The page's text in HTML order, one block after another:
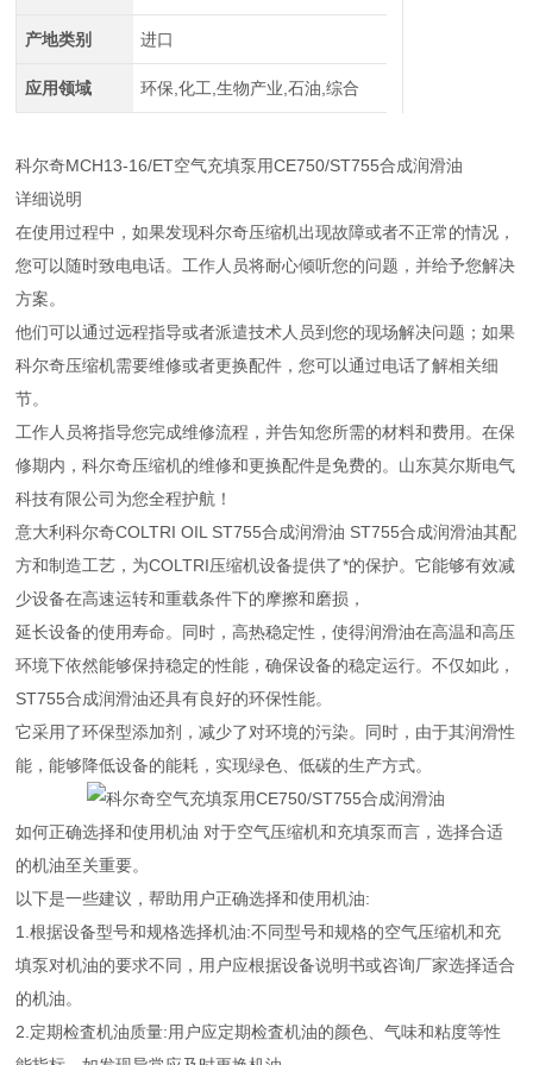
产地类别 进口
应用领域 环保,化工,生物产业,石油,综合
科尔奇MCH13-16/ET空气充填泵用CE750/ST755合成润滑油
详细说明
在使用过程中，如果发现科尔奇压缩机出现故障或者不正常的情况，
您可以随时致电电话。工作人员将耐心倾听您的问题，并给予您解决
方案。
他们可以通过远程指导或者派遣技术人员到您的现场解决问题；如果
科尔奇压缩机需要维修或者更换配件，您可以通过电话了解相关细
节。
工作人员将指导您完成维修流程，并告知您所需的材料和费用。在保
修期内，科尔奇压缩机的维修和更换配件是免费的。山东莫尔斯电气
科技有限公司为您全程护航！
意大利科尔奇COLTRI OIL ST755合成润滑油 ST755合成润滑油其配
方和制造工艺，为COLTRI压缩机设备提供了*的保护。它能够有效减
少设备在高速运转和重载条件下的摩擦和磨损，
延长设备的使用寿命。同时，高热稳定性，使得润滑油在高温和高压
环境下依然能够保持稳定的性能，确保设备的稳定运行。不仅如此，
ST755合成润滑油还具有良好的环保性能。
它采用了环保型添加剂，减少了对环境的污染。同时，由于其润滑性
能，能够降低设备的能耗，实现绿色、低碳的生产方式。
如何正确选择和使用机油 对于空气压缩机和充填泵而言，选择合适
的机油至关重要。
以下是一些建议，帮助用户正确选择和使用机油:
1.根据设备型号和规格选择机油:不同型号和规格的空气压缩机和充
填泵对机油的要求不同，用户应根据设备说明书或咨询厂家选择适合
的机油。
2.定期检査机油质量:用户应定期检査机油的颜色、气味和粘度等性